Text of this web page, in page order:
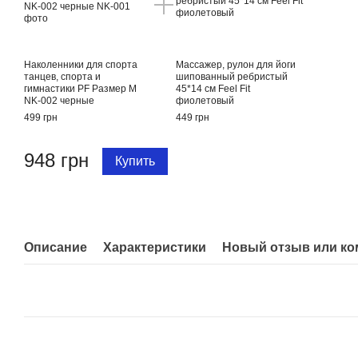
Наколенники для спорта
танцев, спорта и
гимнастики PF Размер M
NK-002 черные
499 грн
Массажер, рулон для йоги
шипованный ребристый
45*14 см Feel Fit
фиолетовый
449 грн
948 грн Купить
Описание Характеристики Новый отзыв или